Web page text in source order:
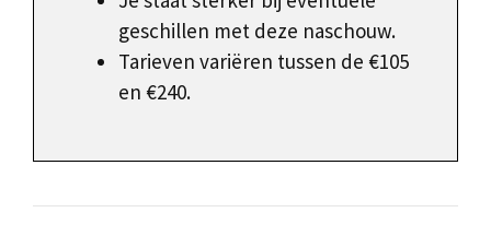
geschillen met deze naschouw.
Tarieven variëren tussen de €105
en €240.